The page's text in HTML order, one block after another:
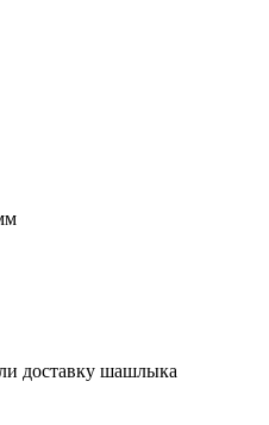
доставку шашлыка